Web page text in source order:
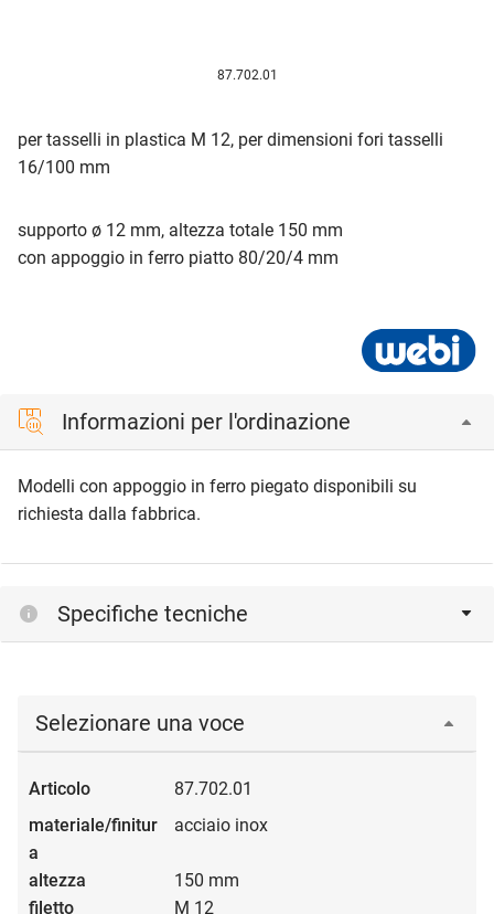
87.702.01
per tasselli in plastica M 12, per dimensioni fori tasselli
16/100 mm
supporto ø 12 mm, altezza totale 150 mm
con appoggio in ferro piatto 80/20/4 mm
Informazioni per l'ordinazione
Modelli con appoggio in ferro piegato disponibili su
richiesta dalla fabbrica.
Specifiche tecniche
Selezionare una voce
87.702.01
acciaio inox
150 mm
M 12